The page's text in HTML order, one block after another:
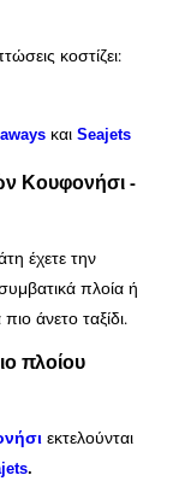
κοστίζει:
και Seajets
Κουφονήσι -
έχετε την
πλοία ή
άνετο ταξίδι.
πλοίου
εκτελούνται
.